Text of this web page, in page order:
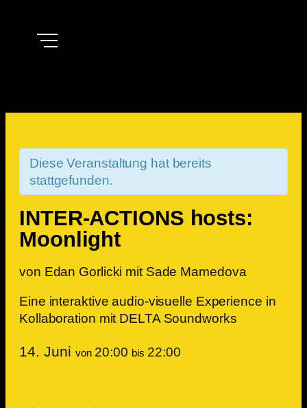
Diese Veranstaltung hat bereits
stattgefunden.
INTER-ACTIONS hosts:
Moonlight
von Edan Gorlicki mit Sade Mamedova
Eine interaktive audio-visuelle Experience in
Kollaboration mit DELTA Soundworks
14. Juni von 20:00 bis 22:00